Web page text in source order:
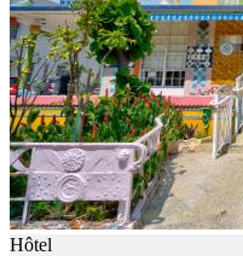
Hôtel